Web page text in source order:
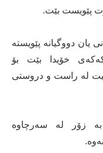
پێویست بێت.
یان دووگیانە پێویستە
خۆیدا بێت بۆ
بیت لە راست و دروستی
بە زۆر لە سەرچاوە